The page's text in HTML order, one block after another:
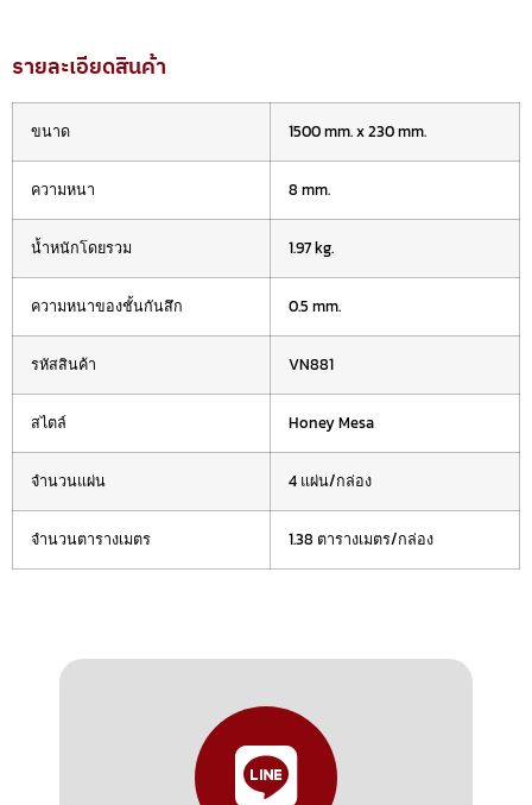
รายละเอียดสินค้า
ขนาด 1500 mm. x 230 mm.
ความหนา 8 mm.
น้ำหนักโดยรวม 1.97 kg.
ความหนาของชั้นกันสึก 0.5 mm.
รหัสสินค้า VN881
สไตล์ Honey Mesa
จำนวนแผ่น 4 แผ่น/กล่อง
จำนวนตารางเมตร 1.38 ตารางเมตร/กล่อง